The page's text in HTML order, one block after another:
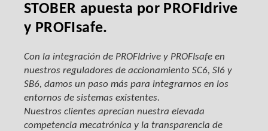
STOBER apuesta por PROFIdrive
y PROFIsafe.
Con la integración de PROFIdrive y PROFIsafe en
nuestros reguladores de accionamiento SC6, SI6 y
SB6, damos un paso más para integrarnos en los
entornos de sistemas existentes.
Nuestros clientes aprecian nuestra elevada
competencia mecatrónica y la transparencia de